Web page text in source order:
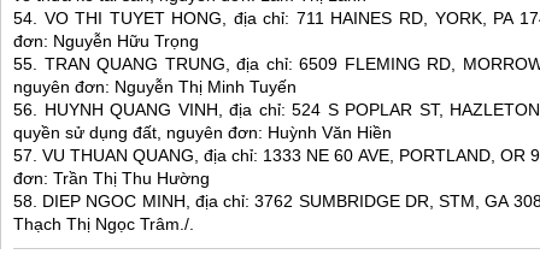
54. VO THI TUYET HONG, địa chỉ: 711 HAINES RD, YORK, PA
đơn: Nguyễn Hữu Trọng
55. TRAN QUANG TRUNG, địa chỉ: 6509 FLEMING RD,
nguyên đơn: Nguyễn Thị Minh Tuyến
56. HUYNH QUANG VINH, địa chỉ: 524 S POPLAR ST,
quyền sử dụng đất, nguyên đơn: Huỳnh Văn Hiền
57. VU THUAN QUANG, địa chỉ: 1333 NE 60 AVE, PORTLAND, OR
đơn: Trần Thị Thu Hường
58. DIEP NGOC MINH, địa chỉ: 3762 SUMBRIDGE DR, STM, GA
Thạch Thị Ngọc Trâm./.